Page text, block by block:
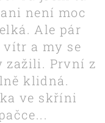
není moc
Ale pár
a my se
zažili. První z
klidná.
ve skříni